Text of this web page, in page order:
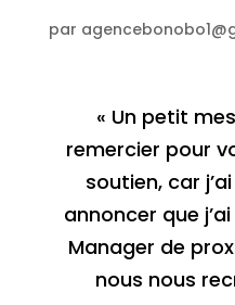
par
« Un petit
remercier pour
soutien, car
annoncer que
Manager de
nous nous